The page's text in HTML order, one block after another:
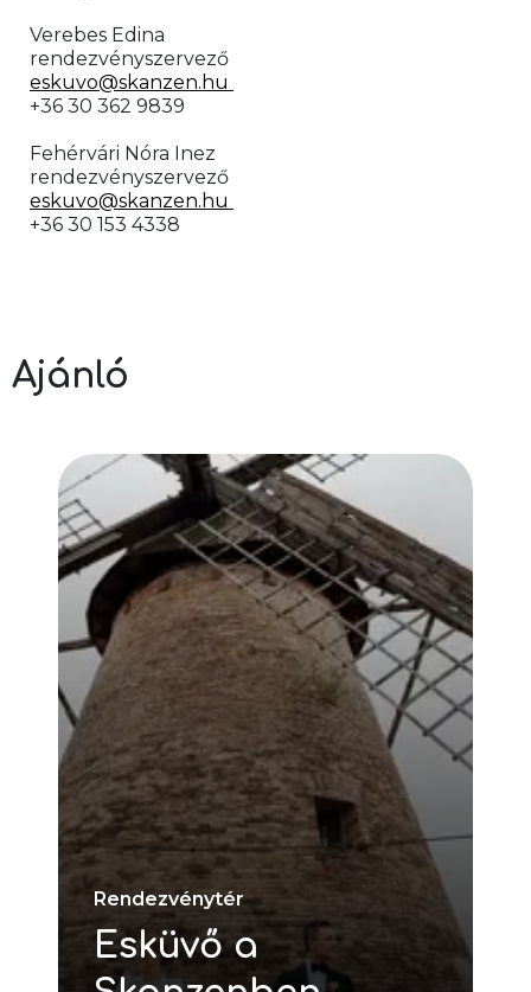
Verebes Edina
rendezvényszervező
eskuvo@skanzen.hu
+36 30 362 9839
Fehérvári Nóra Inez
rendezvényszervező
eskuvo@skanzen.hu
+36 30 153 4338
Ajánló
Rendezvénytér
Esküvő a